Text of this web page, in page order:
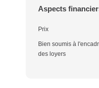
Aspects
Prix
Bien soumis à
des loyers